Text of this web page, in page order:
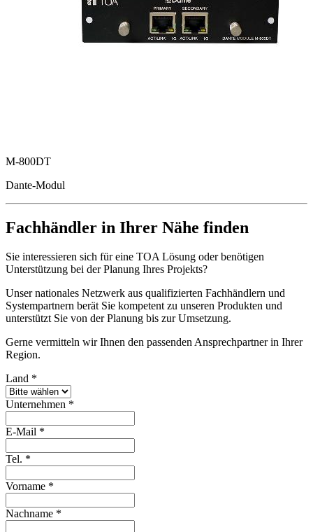
M-800DT
Dante-Modul
Fachhändler in Ihrer Nähe finden
Sie interessieren sich für eine TOA Lösung oder benötigen
Unterstützung bei der Planung Ihres Projekts?
Unser nationales Netzwerk aus qualifizierten Fachhändlern und
Systempartnern berät Sie kompetent zu unseren Produkten und
unterstützt Sie von der Planung bis zur Umsetzung.
Gerne vermitteln wir Ihnen den passenden Ansprechpartner in Ihrer
Region.
Land *
Unternehmen *
E-Mail *
Tel. *
Vorname *
Nachname *